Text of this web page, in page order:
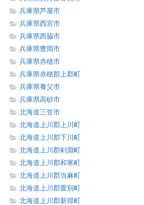
兵庫県芦屋市
兵庫県西宮市
兵庫県西脇市
兵庫県豊岡市
兵庫県赤穂市
兵庫県赤穂郡上郡町
兵庫県養父市
兵庫県高砂市
北海道三笠市
北海道上川郡上川町
北海道上川郡下川町
北海道上川郡剣淵町
北海道上川郡和寒町
北海道上川郡当麻町
北海道上川郡愛別町
北海道上川郡新得町